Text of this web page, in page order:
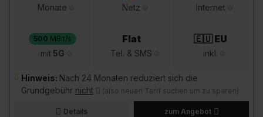
Monate Netz Internet
500 MBit/s
mit5G
Flat
Tel. & SMS
🇪🇺 EU
inkl.
Hinweis: Nach 24 Monaten reduziert sich die
Grundgebühr nicht (also neuen Tarif suchen um zu sparen)
Details zum Angebot